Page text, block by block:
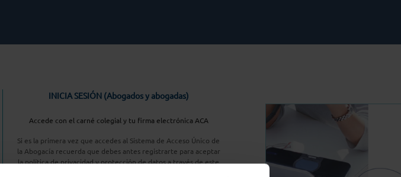
INICIA SESIÓN (Abogados y abogadas)
Accede con el carné colegial y tu firma electrónica ACA
Si es la primera vez que accedes al Sistema de Acceso Único de
la Abogacía recuerda que debes antes registrarte para aceptar
la política de privacidad y protección de datos a través de este